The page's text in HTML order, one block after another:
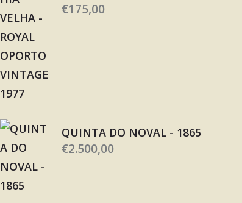
€175,00
QUINTA DO NOVAL - 1865
€2.500,00